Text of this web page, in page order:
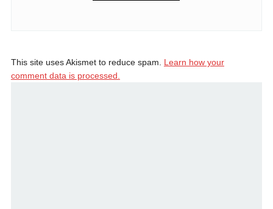
This site uses Akismet to reduce spam. Learn how your
comment data is processed.